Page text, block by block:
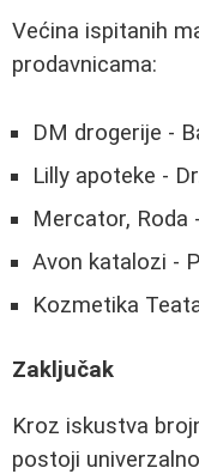
Većina ispitanih
prodavnicama:
DM drogerije -
Lilly apoteke -
Mercator, Roda
Avon katalozi -
Kozmetika
Zaključak
Kroz iskustva
postoji